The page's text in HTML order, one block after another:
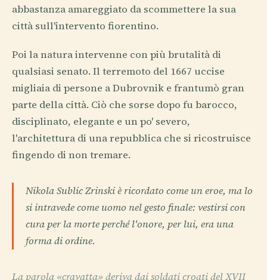
abbastanza amareggiato da scommettere la sua
città sull'intervento fiorentino.
Poi la natura intervenne con più brutalità di
qualsiasi senato. Il terremoto del 1667 uccise
migliaia di persone a Dubrovnik e frantumò gran
parte della città. Ciò che sorse dopo fu barocco,
disciplinato, elegante e un po' severo,
l'architettura di una repubblica che si ricostruisce
fingendo di non tremare.
Nikola Sublic Zrinski è ricordato come un eroe, ma lo
si intravede come uomo nel gesto finale: vestirsi con
cura per la morte perché l'onore, per lui, era una
forma di ordine.
La parola «cravatta» deriva dai soldati croati del XVII